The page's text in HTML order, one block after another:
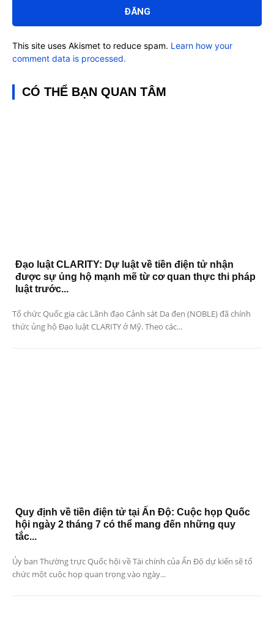
This site uses Akismet to reduce spam. Learn how your
comment data is processed.
CÓ THỂ BẠN QUAN TÂM
Đạo luật CLARITY: Dự luật về tiền điện tử nhận
được sự ủng hộ mạnh mẽ từ cơ quan thực thi pháp
luật trước...
Tổ chức Quốc gia các Lãnh đạo Cảnh sát Da đen (NOBLE) đã chính
thức ủng hộ Đạo luật CLARITY ở Mỹ. Theo các...
Quy định về tiền điện tử tại Ấn Độ: Cuộc họp Quốc
hội ngày 2 tháng 7 có thể mang đến những quy
tắc...
Ủy ban Thường trực Quốc hội về Tài chính của Ấn Độ dự kiến ​​sẽ tổ
chức một cuộc họp quan trọng vào ngày...